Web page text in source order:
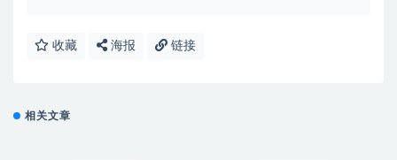
收藏 海报 链接
相关文章